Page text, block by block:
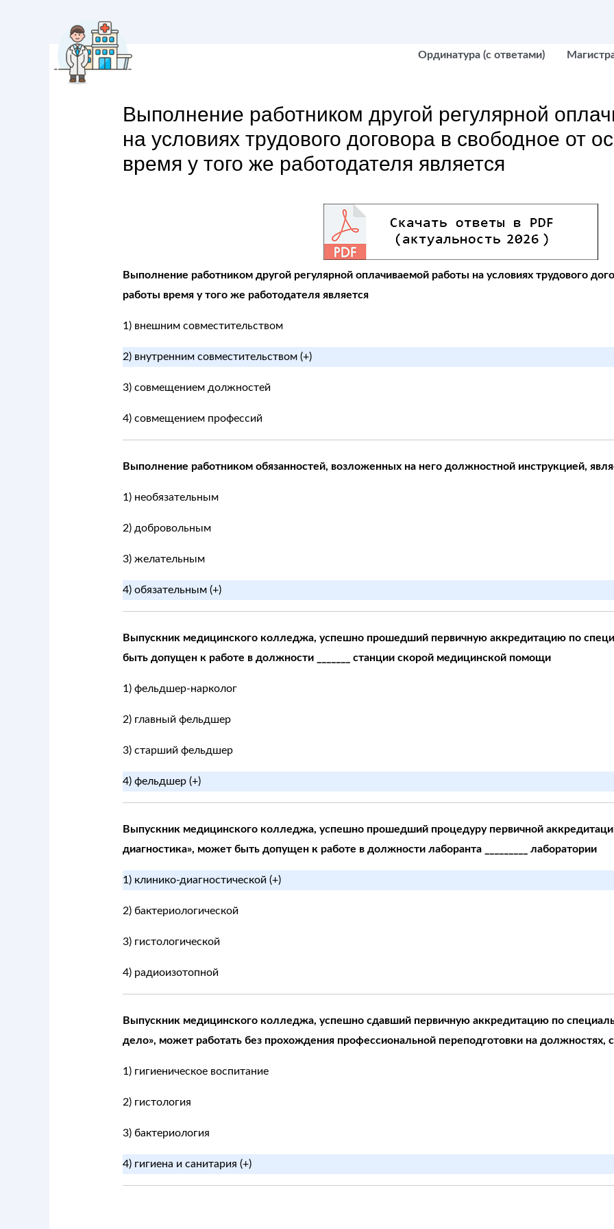
Ординатура (с ответами)
Выполнение работником другой регулярной
на условиях трудового договора в свободное от
время у того же работодателя является
Выполнение работником другой регулярной оплачиваемой работы на условиях трудового
работы время у того же работодателя является
1) внешним совместительством
2) внутренним совместительством (+)
3) совмещением должностей
4) совмещением профессий
Выполнение работником обязанностей, возложенных на него должностной инструкцией,
1) необязательным
2) добровольным
3) желательным
4) обязательным (+)
Выпускник медицинского колледжа, успешно прошедший первичную аккредитацию по
быть допущен к работе в должности _______ станции скорой медицинской помощи
1) фельдшер-нарколог
2) главный фельдшер
3) старший фельдшер
4) фельдшер (+)
Выпускник медицинского колледжа, успешно прошедший процедуру первичной
диагностика», может быть допущен к работе в должности лаборанта _________ лаборатории
1) клинико-диагностической (+)
2) бактериологической
3) гистологической
4) радиоизотопной
Выпускник медицинского колледжа, успешно сдавший первичную аккредитацию по
дело», может работать без прохождения профессиональной переподготовки на должностях,
1) гигиеническое воспитание
2) гистология
3) бактериология
4) гигиена и санитария (+)